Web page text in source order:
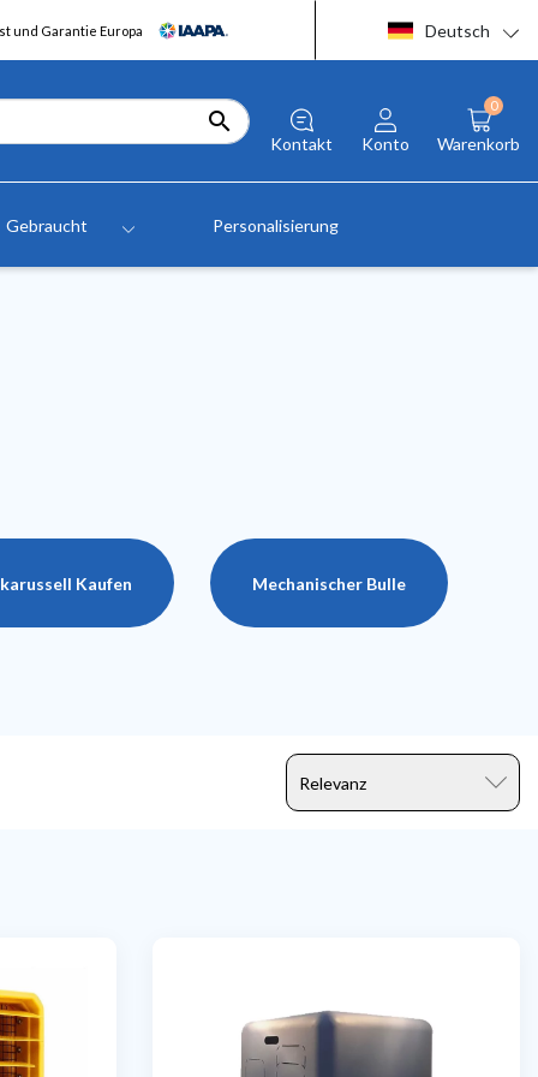
und Garantie Europa Deutsch

Kontakt Konto
0
Warenkorb
Gebraucht Personalisierung
Kaufen Mechanischer Bulle